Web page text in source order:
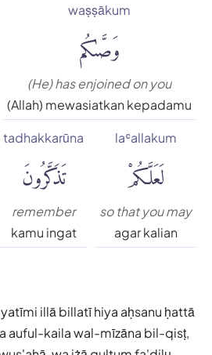
waṣṣākum
وَصَّىٰكُم
(He) has enjoined on you
(Allah) mewasiatkan kepadamu
laʿallakum
لَعَلَّكُمْ
so that you may
agar kalian
tadhakkarūna
تَذَكَّرُونَ
remember
kamu ingat
illā billatī hiya aḥsanu ḥattā
auful-kaila wal-mīzāna bil-qisṭ,